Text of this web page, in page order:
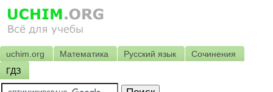
uchim.org Математика Русский язык
Сочинения
ГДЗ